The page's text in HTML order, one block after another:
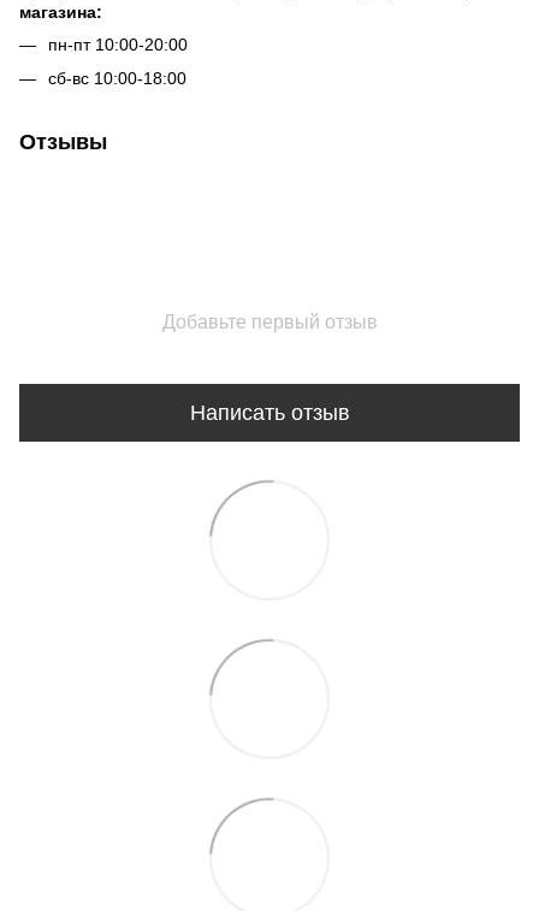
магазина:
пн-пт 10:00-20:00
сб-вс 10:00-18:00
Отзывы
Добавьте первый отзыв
Написать отзыв